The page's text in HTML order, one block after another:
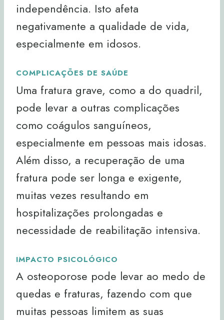
independência. Isto afeta
negativamente a qualidade de vida,
especialmente em idosos.
COMPLICAÇÕES DE SAÚDE
Uma fratura grave, como a do quadril,
pode levar a outras complicações
como coágulos sanguíneos,
especialmente em pessoas mais idosas.
Além disso, a recuperação de uma
fratura pode ser longa e exigente,
muitas vezes resultando em
hospitalizações prolongadas e
necessidade de reabilitação intensiva.
IMPACTO PSICOLÓGICO
A osteoporose pode levar ao medo de
quedas e fraturas, fazendo com que
muitas pessoas limitem as suas